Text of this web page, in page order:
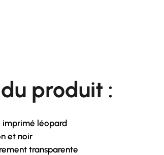
produit :
imprimé léopard
et noir
transparente